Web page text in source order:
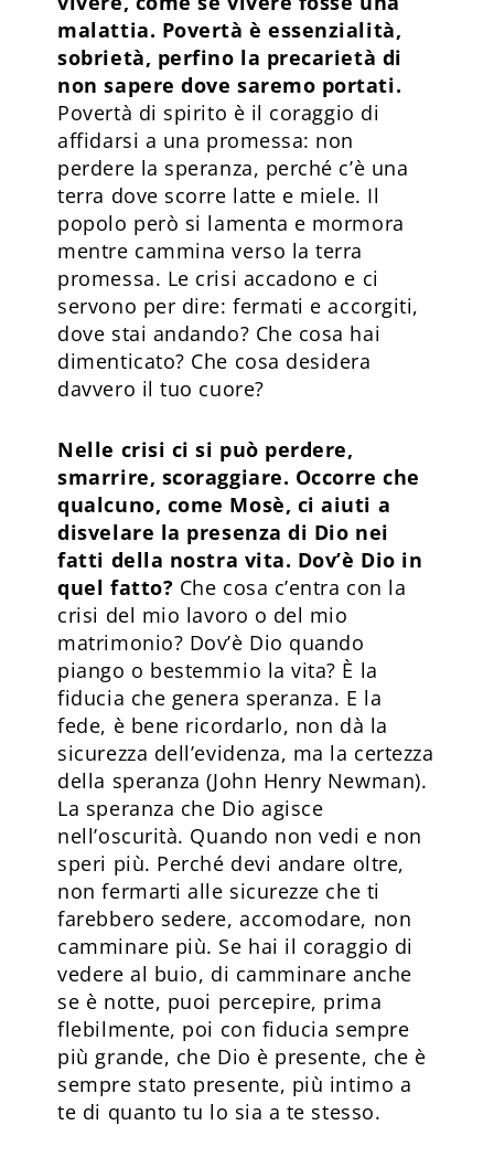
malattia. Povertà è essenzialità,
sobrietà, perfino la precarietà di
non sapere dove saremo portati.
Povertà di spirito è il coraggio di
affidarsi a una promessa: non
perdere la speranza, perché c’è una
terra dove scorre latte e miele. Il
popolo però si lamenta e mormora
mentre cammina verso la terra
promessa. Le crisi accadono e ci
servono per dire: fermati e accorgiti,
dove stai andando? Che cosa hai
dimenticato? Che cosa desidera
davvero il tuo cuore?
Nelle crisi ci si può perdere,
smarrire, scoraggiare. Occorre che
qualcuno, come Mosè, ci aiuti a
disvelare la presenza di Dio nei
fatti della nostra vita. Dov’è Dio in
quel fatto? Che cosa c’entra con la
crisi del mio lavoro o del mio
matrimonio? Dov’è Dio quando
piango o bestemmio la vita? È la
fiducia che genera speranza. E la
fede, è bene ricordarlo, non dà la
sicurezza dell’evidenza, ma la certezza
della speranza (John Henry Newman).
La speranza che Dio agisce
nell’oscurità. Quando non vedi e non
speri più. Perché devi andare oltre,
non fermarti alle sicurezze che ti
farebbero sedere, accomodare, non
camminare più. Se hai il coraggio di
vedere al buio, di camminare anche
se è notte, puoi percepire, prima
flebilmente, poi con fiducia sempre
più grande, che Dio è presente, che è
sempre stato presente, più intimo a
te di quanto tu lo sia a te stesso.